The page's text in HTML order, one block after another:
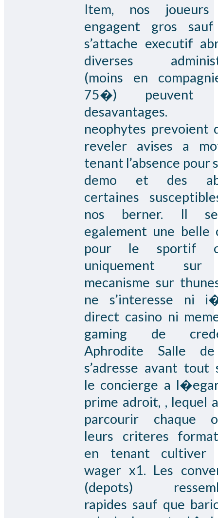
Item, nos joueurs
engagent gros
s’attache executif
diverses
(moins en
75�) peuvent
desavantages.
neophytes prevoient
reveler avises a
tenant l’absence pour
demo et des
certaines
nos berner. Il
egalement une belle
pour le sportif
uniquement
mecanisme sur
ne s’interesse ni
direct casino ni
gaming de
Aphrodite Salle
s’adresse avant tout
le concierge a
prime adroit, , lequel
parcourir chaque
leurs criteres
en tenant cultiver
wager x1. Les
(depots)
rapides sauf que